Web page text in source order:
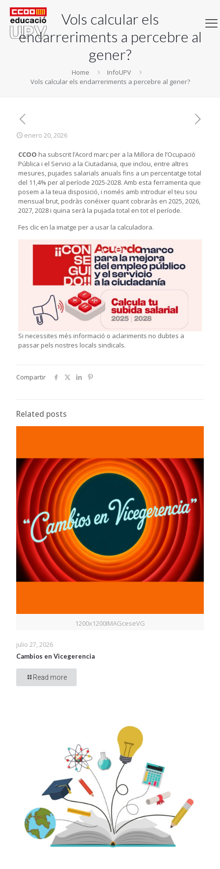
Vols calcular els
endarreriments a percebre al
gener?
Home
InfoUPV
Vols calcular els endarreriments a percebre al gener?
enero 20, 2026
CCOO ha subscrit l’Acord marc per a la Millora de l’Ocupació
Pública i el Servici a la Ciutadania, que inclou, entre altres
mesures, pujades salarials anuals fins a un percentatge total
del 11,4% per al període 2025-2028. Amb esta ferramenta que
posem a la teua disposició, i només amb introduir el teu sou
mensual brut, podràs conéixer quant cobraràs en 2025, 2026,
2027, 2028 i quina serà la pujada total en tot el període.
Fes clic en la imatge per a usar la calculadora.
Si necessites més informació o aclariments no dubtes a
passar pels nostres locals sindicals.
Compartir
Related posts
1200x1200IMAGceseVG
julio 27, 2026
Cambios en Vicegerencia
Read more